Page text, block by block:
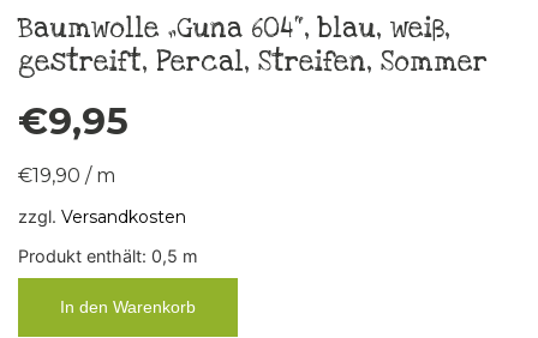
Baumwolle „Guna 604“, blau, weiß,
gestreift, Percal, Streifen, Sommer
€9,95
€19,90 / m
zzgl. Versandkosten
Produkt enthält: 0,5 m
In den Warenkorb